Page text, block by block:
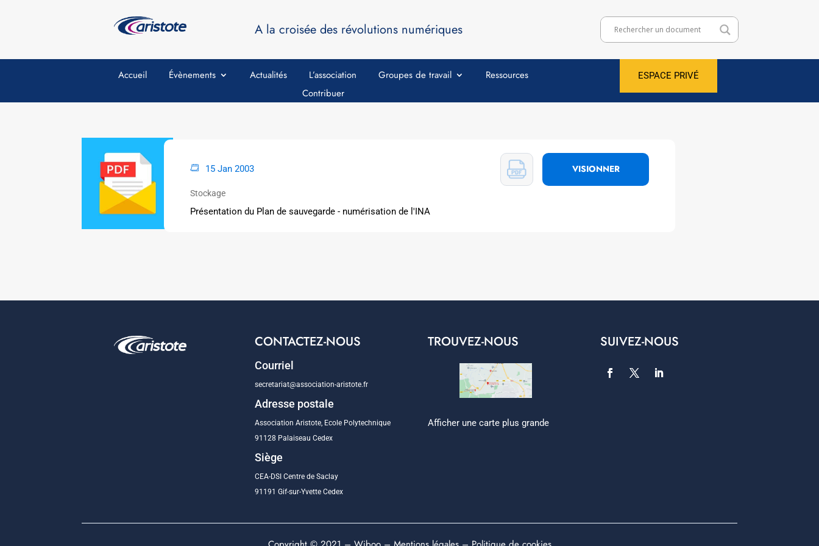
A la croisée des révolutions numériques
Accueil Évènements Actualités L’association Groupes de travail
Ressources
Contribuer
ESPACE PRIVÉ
15 Jan 2003 VISIONNER
Stockage
Présentation du Plan de sauvegarde - numérisation de l'INA
CONTACTEZ-NOUS
Courriel
secretariat@association-aristote.fr
Adresse postale
Association Aristote, Ecole Polytechnique
91128 Palaiseau Cedex
Siège
CEA-DSI Centre de Saclay
91191 Gif-sur-Yvette Cedex
TROUVEZ-NOUS
Afficher une carte plus grande
SUIVEZ-NOUS